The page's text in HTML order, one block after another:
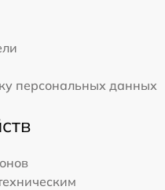
персональных данных